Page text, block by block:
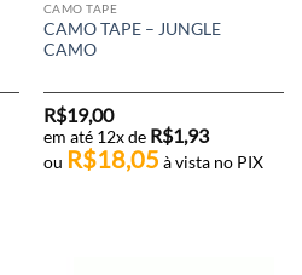
CAMO TAPE
CAMO TAPE – JUNGLE
CAMO
R$19,00
em até 12x de R$1,93
ou R$18,05 à vista no PIX